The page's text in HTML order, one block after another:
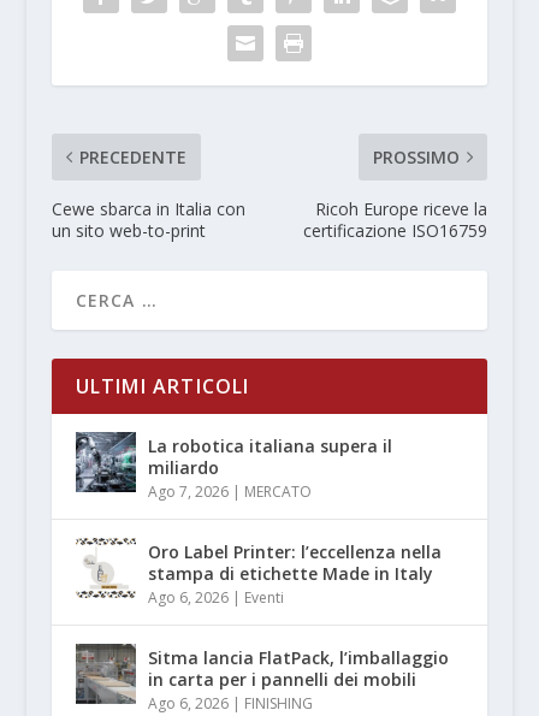
PRECEDENTE
Cewe sbarca in Italia con
un sito web-to-print
PROSSIMO
Ricoh Europe riceve la
certificazione ISO16759
ULTIMI ARTICOLI
La robotica italiana supera il
miliardo
Ago 7, 2026| MERCATO
Oro Label Printer: l’eccellenza nella
stampa di etichette Made in Italy
Ago 6, 2026| Eventi
Sitma lancia FlatPack, l’imballaggio
in carta per i pannelli dei mobili
Ago 6, 2026| FINISHING